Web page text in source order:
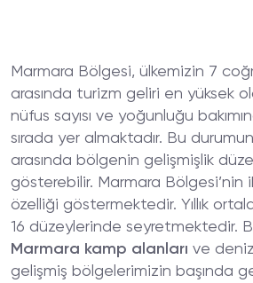
Marmara Bölgesi, ülkemizin 7
arasında turizm geliri en yüksek
nüfus sayısı ve yoğunluğu
sırada yer almaktadır. Bu
arasında bölgenin gelişmişlik
gösterebilir. Marmara Bölgesi’nin
özelliği göstermektedir. Yıllık
16 düzeylerinde seyretmektedir.
Marmara kamp alanları ve
gelişmiş bölgelerimizin başında